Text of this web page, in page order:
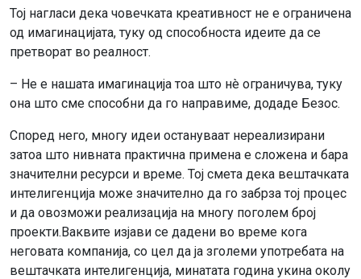
Тој нагласи дека човечката креативност не е ограничена
од имагинацијата, туку од способноста идеите да се
претворат во реалност.
– Не е нашата имагинација тоа што нè ограничува, туку
она што сме способни да го направиме, додаде Безос.
Според него, многу идеи остануваат нереализирани
затоа што нивната практична примена е сложена и бара
значителни ресурси и време. Тој смета дека вештачката
интелигенција може значително да го забрза тој процес
и да овозможи реализација на многу поголем број
проекти.Ваквите изјави се дадени во време кога
неговата компанија, со цел да ја зголеми употребата на
вештачката интелигенција, минатата година укина околу